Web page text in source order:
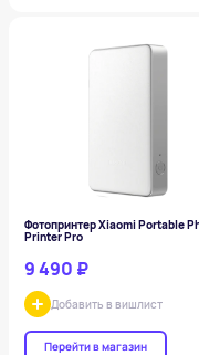
Фотопринтер Xiaomi Portable
Printer Pro
9 490 ₽
Добавить в вишлист
Перейти в магазин